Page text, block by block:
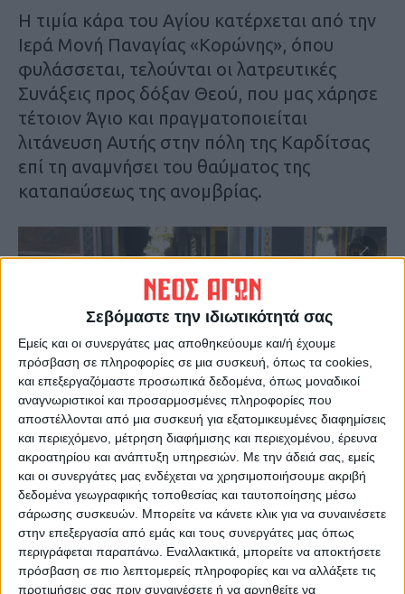
Σεβόμαστε την ιδιωτικότητά σας
Εμείς και οι συνεργάτες μας αποθηκεύουμε και/ή έχουμε
πρόσβαση σε πληροφορίες σε μια συσκευή, όπως τα cookies,
και επεξεργαζόμαστε προσωπικά δεδομένα, όπως μοναδικοί
αναγνωριστικοί και προσαρμοσμένες πληροφορίες που
αποστέλλονται από μια συσκευή για εξατομικευμένες διαφημίσεις
και περιεχόμενο, μέτρηση διαφήμισης και περιεχομένου, έρευνα
ακροατηρίου και ανάπτυξη υπηρεσιών. Με την άδειά σας, εμείς
και οι συνεργάτες μας ενδέχεται να χρησιμοποιήσουμε ακριβή
δεδομένα γεωγραφικής τοποθεσίας και ταυτοποίησης μέσω
σάρωσης συσκευών. Μπορείτε να κάνετε κλικ για να συναινέσετε
στην επεξεργασία από εμάς και τους συνεργάτες μας όπως
περιγράφεται παραπάνω. Εναλλακτικά, μπορείτε να αποκτήσετε
πρόσβαση σε πιο λεπτομερείς πληροφορίες και να αλλάξετε τις
προτιμήσεις σας πριν συναινέσετε ή να αρνηθείτε να
Η τιμία κάρα του Αγίου κατέρχεται από την
Ιερά Μονή Παναγίας «Κορώνης», όπου
φυλάσσεται, τελούνται οι λατρευτικές
Συνάξεις προς δόξαν Θεού, που μας χάρησε
τέτοιον Άγιο και πραγματοποιείται
λιτάνευση Αυτής στην πόλη της Καρδίτσας
επί τη αναμνήσει του θαύματος της
καταπαύσεως της ανομβρίας.
Φέτος όμως λόγω των περιοριστικών
μέτρων που ισχύουν εξαιτίας της πανδημίας
του κορωνοιού η λιτάνευση της Κάρας από
τον Μητροπολιτικό Ναό μέχρι την κεντρική